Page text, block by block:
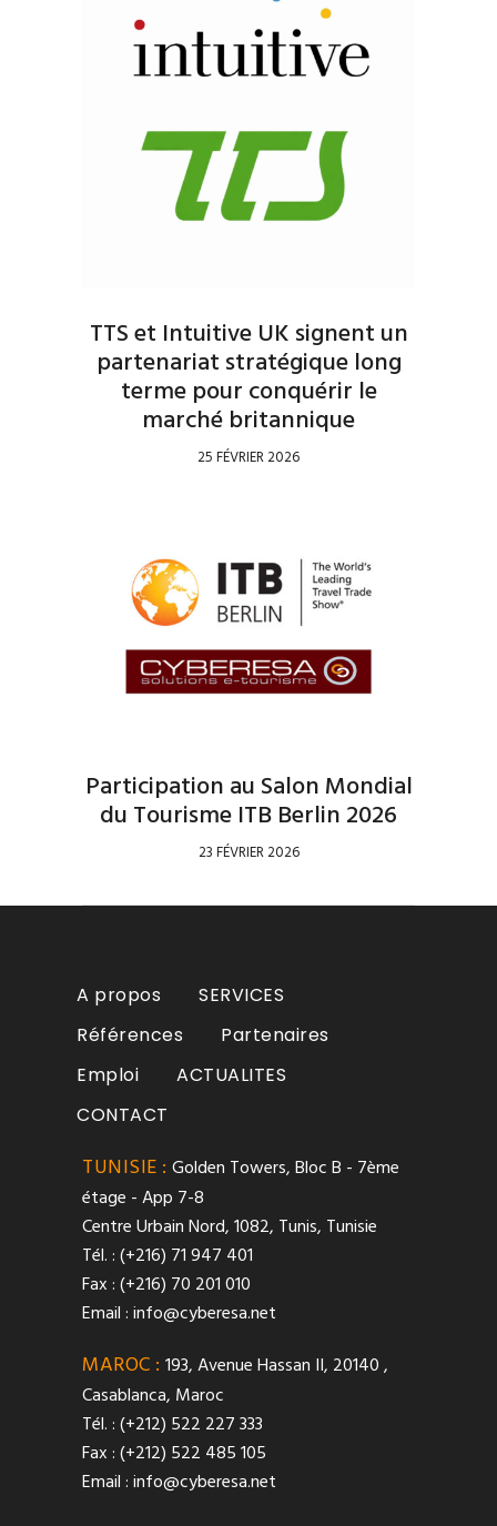
TTS et Intuitive UK signent un
partenariat stratégique long
terme pour conquérir le
marché britannique
25 FÉVRIER 2026
Participation au Salon Mondial
du Tourisme ITB Berlin 2026
23 FÉVRIER 2026
A propos
SERVICES
Références
Partenaires
Emploi
ACTUALITES
CONTACT
TUNISIE : Golden Towers, Bloc B - 7ème
étage - App 7-8
Centre Urbain Nord, 1082, Tunis, Tunisie
Tél. : (+216) 71 947 401
Fax : (+216) 70 201 010
Email :info@cyberesa.net
MAROC : 193, Avenue Hassan II, 20140 ,
Casablanca, Maroc
Tél. : (+212) 522 227 333
Fax : (+212) 522 485 105
Email :info@cyberesa.net